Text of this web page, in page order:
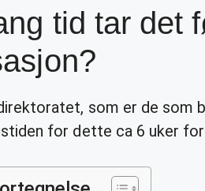
tid tar det
som er de som
for dette ca 6 uker